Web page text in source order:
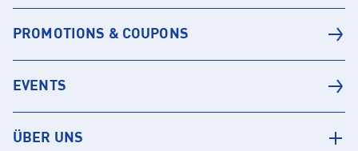
PROMOTIONS & COUPONS
EVENTS
ÜBER UNS